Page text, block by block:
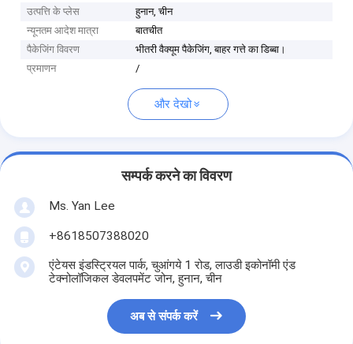
उत्पत्ति के प्लेस
हुनान, चीन
न्यूनतम आदेश मात्रा
बातचीत
पैकेजिंग विवरण
भीतरी वैक्यूम पैकेजिंग, बाहर गत्ते का डिब्बा।
प्रमाणन
/
और देखो
सम्पर्क करने का विवरण
Ms. Yan Lee
+8618507388020
एंटेयस इंडस्ट्रियल पार्क, चुआंगये 1 रोड, लाउडी इकोनॉमी एंड
टेक्नोलॉजिकल डेवलपमेंट जोन, हुनान, चीन
अब से संपर्क करें